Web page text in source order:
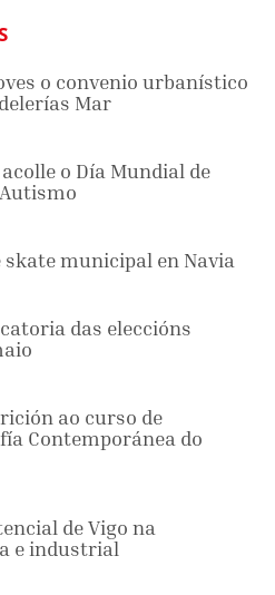
o convenio urbanístico
Mar
o Día Mundial de
municipal en Navia
das eleccións
ao curso de
Contemporánea do
de Vigo na
e industrial